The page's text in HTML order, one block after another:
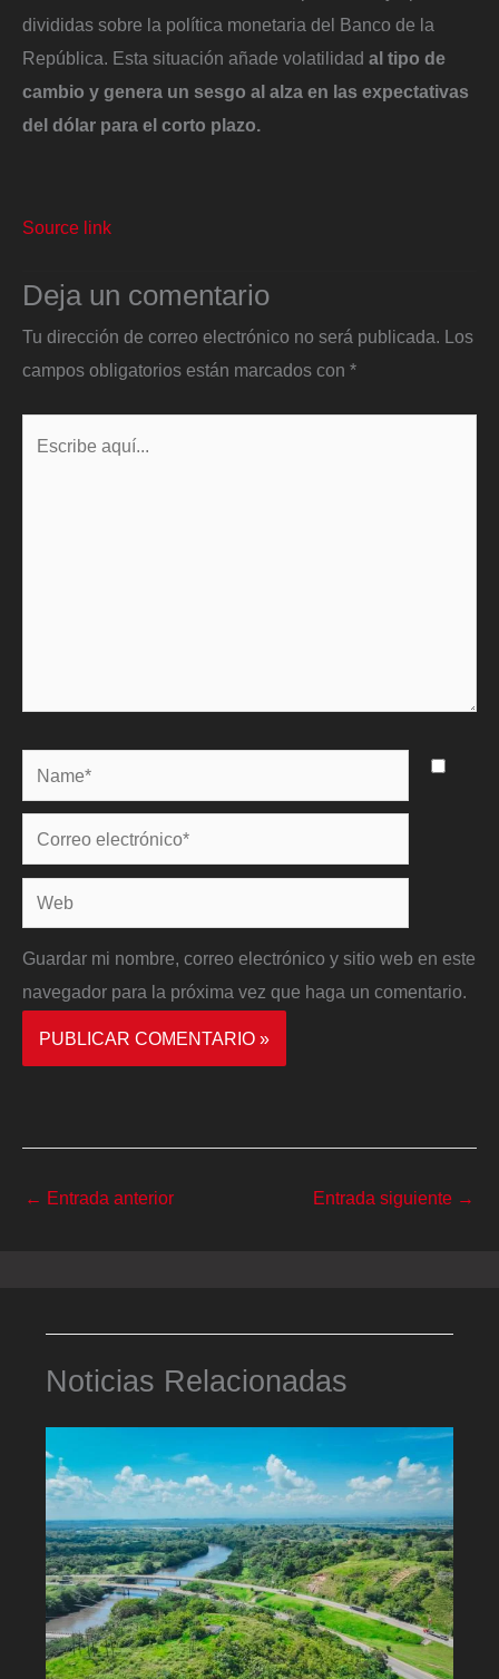
divididas sobre la política monetaria del Banco de la
República. Esta situación añade volatilidad al tipo de
cambio y genera un sesgo al alza en las expectativas
del dólar para el corto plazo.
Source link
Deja un comentario
Tu dirección de correo electrónico no será publicada.
Los
campos obligatorios están marcados con *
Name*
Correo
electrónico*
Web
Guardar mi nombre, correo electrónico y sitio web en este
navegador para la próxima vez que haga un comentario.
← Entrada anterior Entrada siguiente →
Noticias Relacionadas